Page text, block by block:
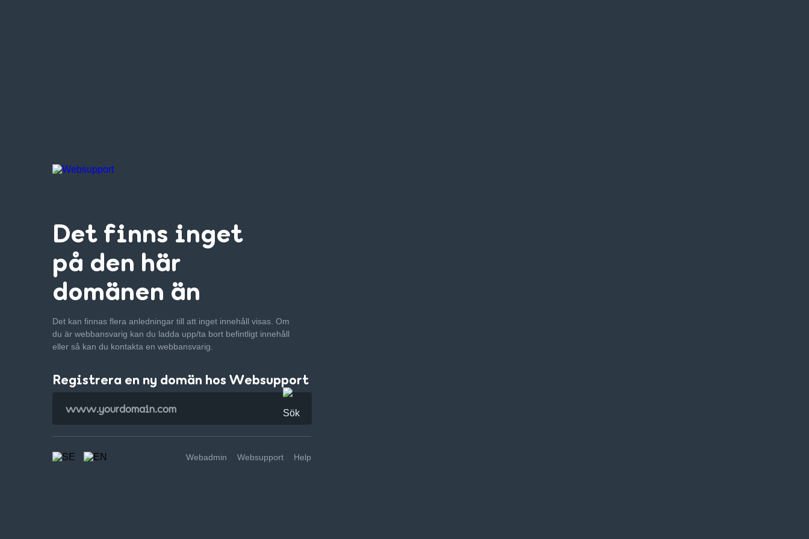
Det finns inget
på den här
domänen än
Det kan finnas flera anledningar till att inget innehåll visas. Om
du är webbansvarig kan du ladda upp/ta bort befintligt innehåll
eller så kan du kontakta en webbansvarig.
Registrera en ny domän hos Websupport
Webadmin Websupport Help